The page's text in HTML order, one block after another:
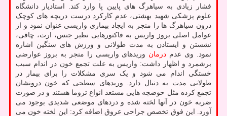
فشار زیادی به سیاهرگ های پایین پا وارد کند. استادیار دانشگاه
علوم پزشکی شهید بهشتی، عدم کارکرد درست دریچه های کوچک
درون سیاهرگ ها را منجر به ایجاد بیماری واریسی عنوان نمود و از
عوامل اصلی بروز واریس به فاکتورهایی نظیر جنس، ارث، چاقی،
نشستن و ایستادن به مدت طولانی و ورزش های سنگین اشاره
نمود. وی عدم درمان وریدهای واریسی را منجر به بروز عوارضی
برشمرد و اظهار داشت: واریس به علت تجمع خون در اندام سبب
خستگی اندام می شود و یک سری مشکلات را برای بیمار در
طولانی مدت به دنبال دارد. وریدهای سطحی که خون درونشان
تجمع کرده مثل حوضچه هایی مستعد انواع تروما هستند و در صورت
ضربه خون در آنها لخته شده و دردهای موضعی شدیدی بوجود می
آورد. این فوق تخصص جراحی عروق اضافه کرد: این لخته خون می